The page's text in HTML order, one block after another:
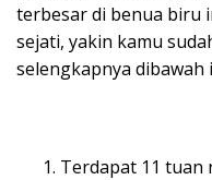
terbesar di benua biru
sejati, yakin kamu
selengkapnya dibawah
Terdapat 11 tuan